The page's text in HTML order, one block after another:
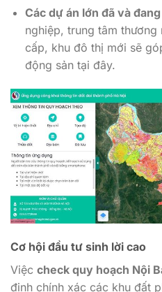
Các dự án lớn đã và
nghiệp, trung tâm
cấp, khu đô thị mới sẽ
động sản tại đây.
Cơ hội đầu tư sinh lời cao
Việc check quy hoạch Nội
định chính xác các khu đất